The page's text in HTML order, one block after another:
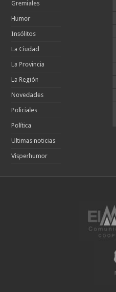
Gremiales
Humor
Insólitos
La Ciudad
La Provincia
La Región
Novedades
Policiales
Política
Ultimas noticias
Visperhumor